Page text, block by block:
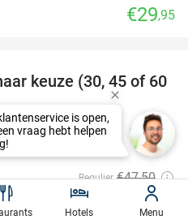
€29,95
58%
keuze (30, 45 of 60
9.6star
Regulier €47,50
€19
Hotels Menu